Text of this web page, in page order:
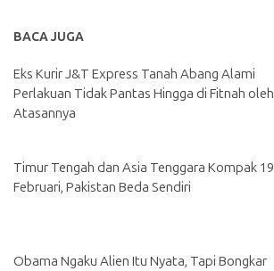
BACA JUGA
Eks Kurir J&T Express Tanah Abang Alami
Perlakuan Tidak Pantas Hingga di Fitnah oleh
Atasannya
Timur Tengah dan Asia Tenggara Kompak 19
Februari, Pakistan Beda Sendiri
Obama Ngaku Alien Itu Nyata, Tapi Bongkar